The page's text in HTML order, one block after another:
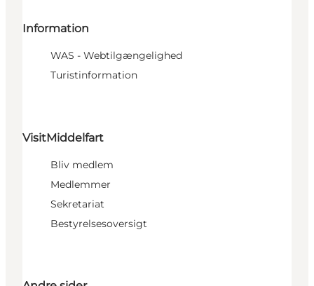
Information
WAS - Webtilgængelighed
Turistinformation
VisitMiddelfart
Bliv medlem
Medlemmer
Sekretariat
Bestyrelsesoversigt